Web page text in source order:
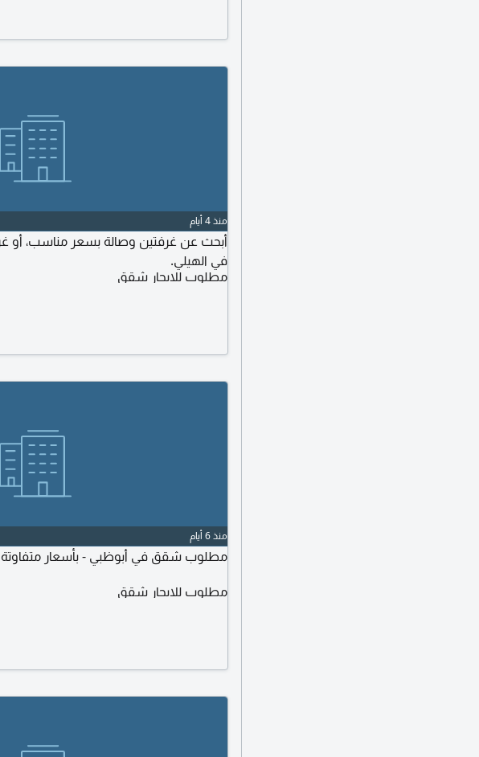
منذ 4 أيام
أبحث عن غرفتين وصالة بسعر مناسب، أو
في الهيلي.
مطلوب للايجار شقق
منذ 6 أيام
مطلوب شقق في أبوظبي - بأسعار متفاوتة
مطلوب للايجار شقق